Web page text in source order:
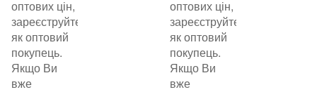
оптових цін,
зареєструйтеся
як оптовий
покупець.
Якщо Ви
вже
оптових цін,
зареєструйтеся
як оптовий
покупець.
Якщо Ви
вже